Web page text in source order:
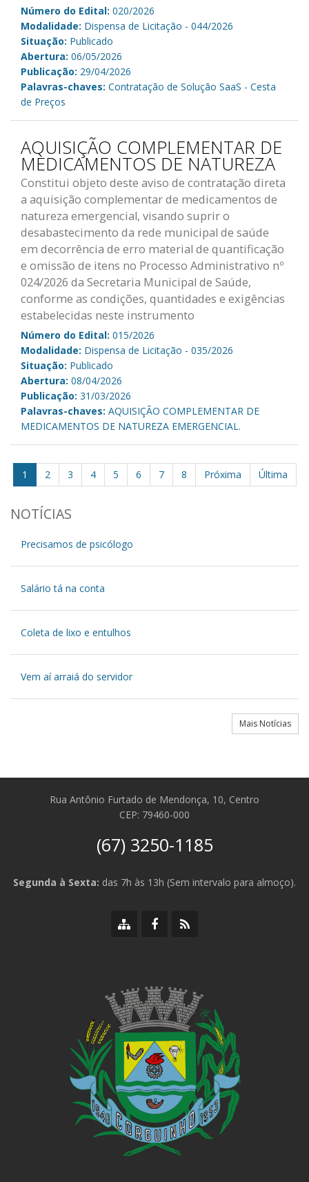
Número do Edital: 020/2026
Modalidade: Dispensa de Licitação - 044/2026
Situação: Publicado
Abertura: 06/05/2026
Publicação: 29/04/2026
Palavras-chaves: Contratação de Solução SaaS - Cesta
de Preços
AQUISIÇÃO COMPLEMENTAR DE
MEDICAMENTOS DE NATUREZA
Constitui objeto deste aviso de contratação direta
a aquisição complementar de medicamentos de
natureza emergencial, visando suprir o
desabastecimento da rede municipal de saúde
em decorrência de erro material de quantificação
e omissão de itens no Processo Administrativo nº
024/2026 da Secretaria Municipal de Saúde,
conforme as condições, quantidades e exigências
estabelecidas neste instrumento
Número do Edital: 015/2026
Modalidade: Dispensa de Licitação - 035/2026
Situação: Publicado
Abertura: 08/04/2026
Publicação: 31/03/2026
Palavras-chaves: AQUISIÇÃO COMPLEMENTAR DE
MEDICAMENTOS DE NATUREZA EMERGENCIAL.
1 2 3 4 5 6 7 8 Próxima Última
NOTÍCIAS
Precisamos de psicólogo
Salário tá na conta
Coleta de lixo e entulhos
Vem aí arraiá do servidor
Mais Notícias
Rua Antônio Furtado de Mendonça, 10, Centro
CEP: 79460-000
(67) 3250-1185
Segunda à Sexta: das 7h às 13h (Sem intervalo para almoço).
MapaFacebook
RSS